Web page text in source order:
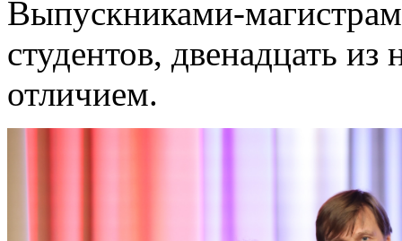
Выпускниками-
студентов, двенадцать
отличием.